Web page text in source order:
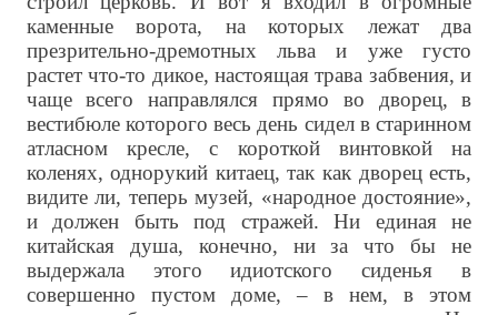
каменные ворота, на которых лежат два
презрительно-дремотных льва и уже густо
растет что-то дикое, настоящая трава забвения, и
чаще всего направлялся прямо во дворец, в
вестибюле которого весь день сидел в старинном
атласном кресле, с короткой винтовкой на
коленях, однорукий китаец, так как дворец есть,
видите ли, теперь музей, «народное достояние»,
и должен быть под стражей. Ни единая не
китайская душа, конечно, ни за что бы не
выдержала этого идиотского сиденья в
совершенно пустом доме, – в нем, в этом